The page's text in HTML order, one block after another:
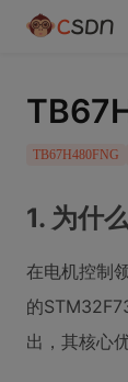
TB67H480FNG
1. 为什
在电机控制
的
出，其核心